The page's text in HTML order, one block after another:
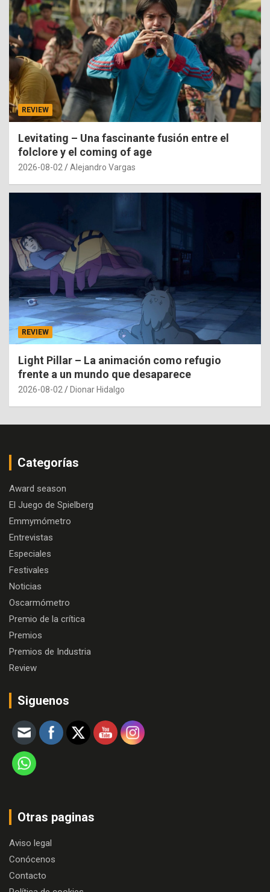
REVIEW
Levitating – Una fascinante fusión entre el
folclore y el coming of age
2026-08-02 Alejandro Vargas
REVIEW
Light Pillar – La animación como refugio
frente a un mundo que desaparece
2026-08-02 Dionar Hidalgo
Categorías
Award season
El Juego de Spielberg
Emmymómetro
Entrevistas
Especiales
Festivales
Noticias
Oscarmómetro
Premio de la crítica
Premios
Premios de Industria
Review
Siguenos
Otras paginas
Aviso legal
Conócenos
Contacto